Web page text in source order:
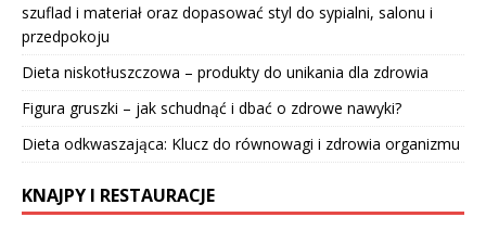
szuflad i materiał oraz dopasować styl do sypialni, salonu i
przedpokoju
Dieta niskotłuszczowa – produkty do unikania dla zdrowia
Figura gruszki – jak schudnąć i dbać o zdrowe nawyki?
Dieta odkwaszająca: Klucz do równowagi i zdrowia organizmu
KNAJPY I RESTAURACJE